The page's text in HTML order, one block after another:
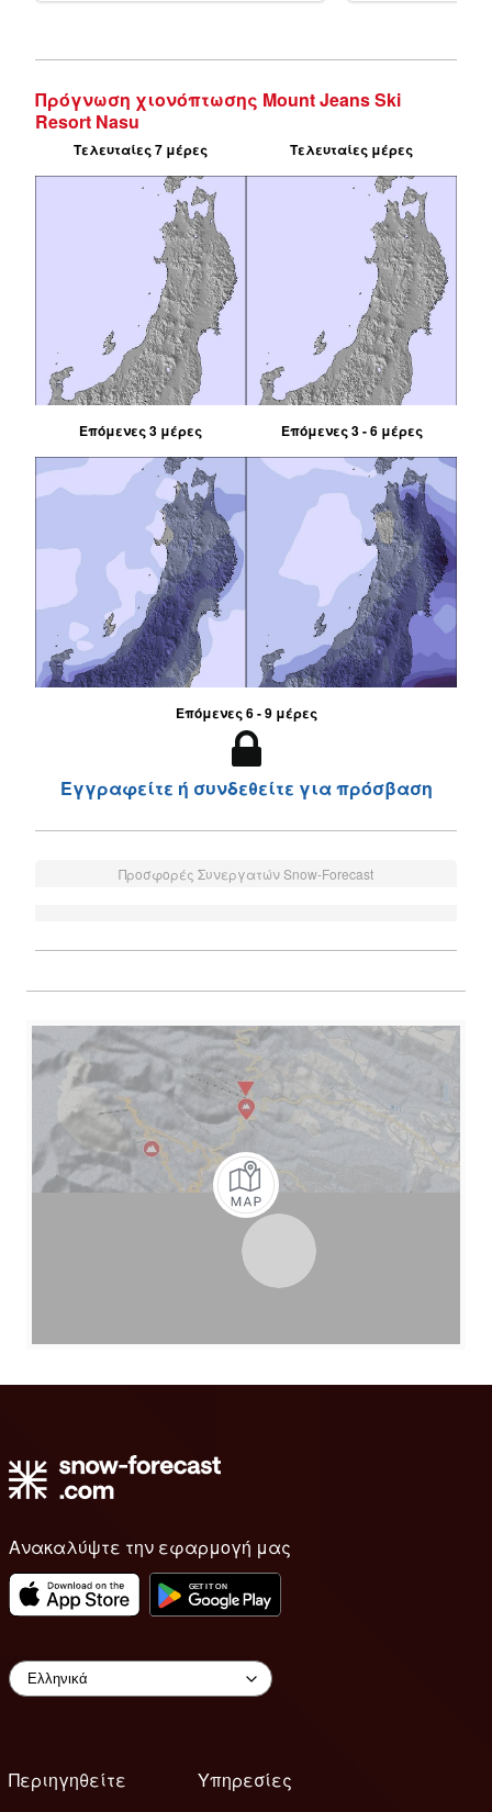
Πρόγνωση χιονόπτωσης Mount Jeans Ski
Resort Nasu
Τελευταίες 7 μέρες Τελευταίες μέρες
Επόμενες 3 μέρες Επόμενες 3 - 6 μέρες
Επόμενες 6 - 9 μέρες
Εγγραφείτε ή συνδεθείτε για πρόσβαση
Προσφορές Συνεργατών Snow-Forecast
Ανακαλύψτε την εφαρμογή μας
Περιηγηθείτε
Υπηρεσίες